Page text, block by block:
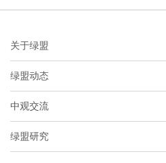
关于绿盟
绿盟动态
中观交流
绿盟研究